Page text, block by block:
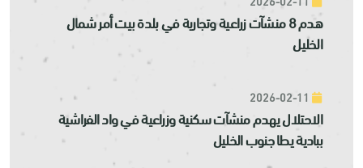
هدم 8 منشآت زراعية وتجارية في بلدة بيت أمر شمال
الخليل
الاحتلال يهدم منشآت سكنية وزراعية في واد الفراشية
ببادية يطا جنوب الخليل